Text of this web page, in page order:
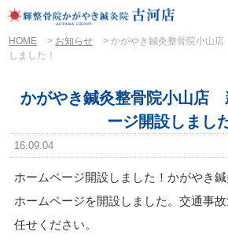
HOME > お知らせ > かがやき鍼灸整骨院小山
しました！
かがやき鍼灸整骨院小山店
ージ開設しまし
16.09.04
ホームページ開設しました！かがやき
ホームページを開設しました。交通事
任せください。